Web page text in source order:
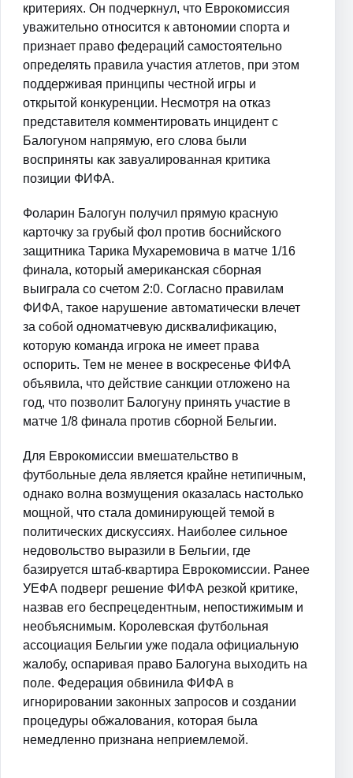
критериях. Он подчеркнул, что Еврокомиссия
уважительно относится к автономии спорта и
признает право федераций самостоятельно
определять правила участия атлетов, при этом
поддерживая принципы честной игры и
открытой конкуренции. Несмотря на отказ
представителя комментировать инцидент с
Балогуном напрямую, его слова были
восприняты как завуалированная критика
позиции ФИФА.
Фоларин Балогун получил прямую красную
карточку за грубый фол против боснийского
защитника Тарика Мухаремовича в матче 1/16
финала, который американская сборная
выиграла со счетом 2:0. Согласно правилам
ФИФА, такое нарушение автоматически влечет
за собой одноматчевую дисквалификацию,
которую команда игрока не имеет права
оспорить. Тем не менее в воскресенье ФИФА
объявила, что действие санкции отложено на
год, что позволит Балогуну принять участие в
матче 1/8 финала против сборной Бельгии.
Для Еврокомиссии вмешательство в
футбольные дела является крайне нетипичным,
однако волна возмущения оказалась настолько
мощной, что стала доминирующей темой в
политических дискуссиях. Наиболее сильное
недовольство выразили в Бельгии, где
базируется штаб-квартира Еврокомиссии. Ранее
УЕФА подверг решение ФИФА резкой критике,
назвав его беспрецедентным, непостижимым и
необъяснимым. Королевская футбольная
ассоциация Бельгии уже подала официальную
жалобу, оспаривая право Балогуна выходить на
поле. Федерация обвинила ФИФА в
игнорировании законных запросов и создании
процедуры обжалования, которая была
немедленно признана неприемлемой.